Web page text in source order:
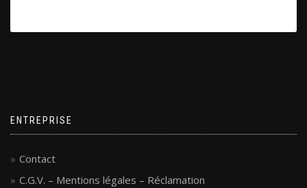
ENTREPRISE
Contact
C.G.V. – Mentions légales – Réclamation